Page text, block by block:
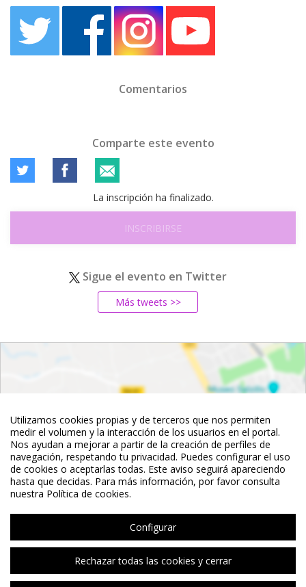
Utilizamos cookies propias y de terceros que nos permiten
medir el volumen y la interacción de los usuarios en el portal.
Nos ayudan a mejorar a partir de la creación de perfiles de
navegación, respetando tu privacidad. Puedes configurar el uso
de cookies o aceptarlas todas. Este aviso seguirá apareciendo
hasta que decidas. Para más información, por favor consulta
nuestra Política de cookies.
Configurar
Rechazar todas las cookies y cerrar
Comentarios
Comparte este evento
La inscripción ha finalizado.
INSCRIBIRSE
Sigue el evento en Twitter
Más tweets >>